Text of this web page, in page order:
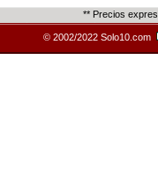
** Precios
© 2002/2022 Solo10.com